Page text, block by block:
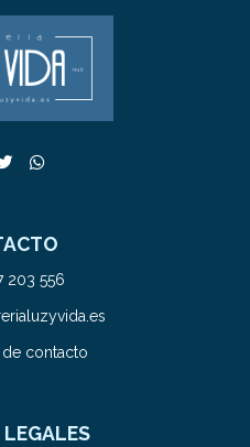
203 556
contacto